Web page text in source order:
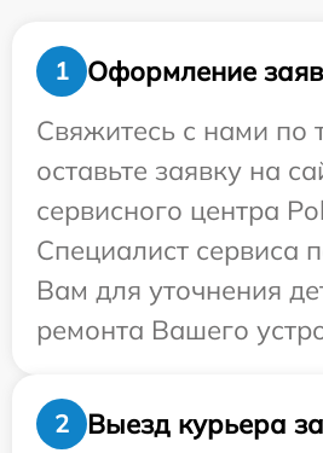
1
Оформление
Свяжитесь с нами по
оставьте заявку на
сервисного центра
Специалист сервиса
Вам для уточнения
ремонта Вашего
2
Выезд курьера